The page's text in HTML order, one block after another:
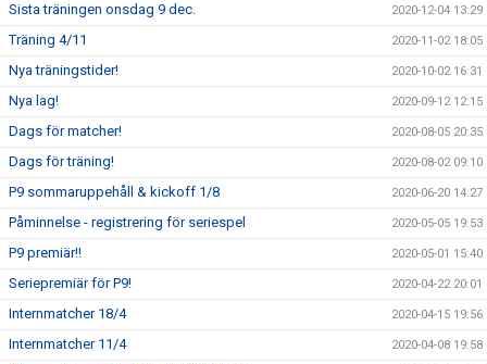
Sista träningen onsdag 9 dec. 2020-12-04 13:29
Träning 4/11 2020-11-02 18:05
Nya träningstider! 2020-10-02 16:31
Nya lag! 2020-09-12 12:15
Dags för matcher! 2020-08-05 20:35
Dags för träning! 2020-08-02 09:10
P9 sommaruppehåll & kickoff 1/8 2020-06-20 14:27
Påminnelse - registrering för seriespel 2020-05-05 19:53
P9 premiär!! 2020-05-01 15:40
Seriepremiär för P9! 2020-04-22 20:01
Internmatcher 18/4 2020-04-15 19:56
Internmatcher 11/4 2020-04-08 19:58